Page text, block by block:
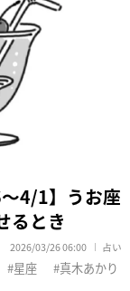
4/1】うお座
るとき
2026/03/26 06:00 占い
星座 真木あかり